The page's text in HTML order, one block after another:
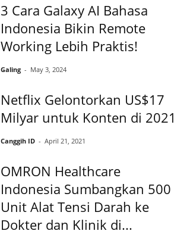
3 Cara Galaxy AI Bahasa
Indonesia Bikin Remote
Working Lebih Praktis!
Galing - May 3, 2024
Netflix Gelontorkan US$17
Milyar untuk Konten di 2021
Canggih ID - April 21, 2021
OMRON Healthcare
Indonesia Sumbangkan 500
Unit Alat Tensi Darah ke
Dokter dan Klinik di...